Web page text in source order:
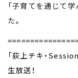
「子育てを通じて
た。
「荻上チキ・
生放送！